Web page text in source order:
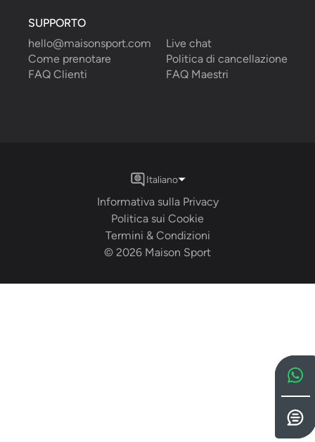
SUPPORTO
hello@maisonsport.com
Live chat
Come prenotare
Politica di cancellazione
FAQ Clienti
FAQ Maestri
© 2026 Maison Sport
Termini & Condizioni
Politica sui Cookie
Informativa sulla Privacy
Italiano